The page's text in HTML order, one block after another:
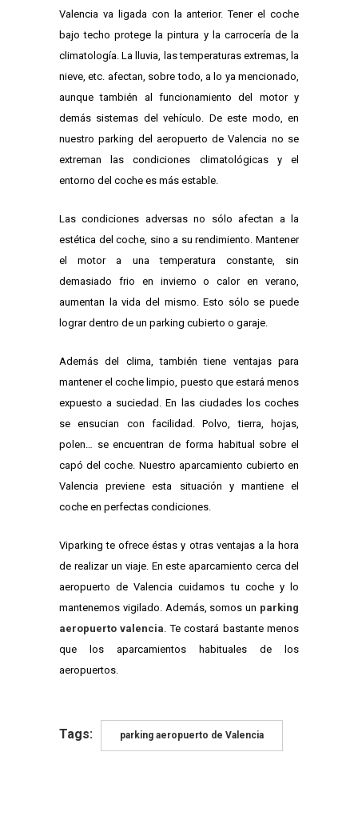
Valencia va ligada con la anterior. Tener el coche
bajo techo protege la pintura y la carrocería de la
climatología. La lluvia, las temperaturas extremas, la
nieve, etc. afectan, sobre todo, a lo ya mencionado,
aunque también al funcionamiento del motor y
demás sistemas del vehículo. De este modo, en
nuestro parking del aeropuerto de Valencia no se
extreman las condiciones climatológicas y el
entorno del coche es más estable.
Las condiciones adversas no sólo afectan a la
estética del coche, sino a su rendimiento. Mantener
el motor a una temperatura constante, sin
demasiado frio en invierno o calor en verano,
aumentan la vida del mismo. Esto sólo se puede
lograr dentro de un parking cubierto o garaje.
Además del clima, también tiene ventajas para
mantener el coche limpio, puesto que estará menos
expuesto a suciedad. En las ciudades los coches
se ensucian con facilidad. Polvo, tierra, hojas,
polen… se encuentran de forma habitual sobre el
capó del coche. Nuestro aparcamiento cubierto en
Valencia previene esta situación y mantiene el
coche en perfectas condiciones.
Viparking te ofrece éstas y otras ventajas a la hora
de realizar un viaje. En este aparcamiento cerca del
aeropuerto de Valencia cuidamos tu coche y lo
mantenemos vigilado. Además, somos un parking
aeropuerto valencia . Te costará bastante menos
que los aparcamientos habituales de los
aeropuertos.
Tags: parking aeropuerto de Valencia